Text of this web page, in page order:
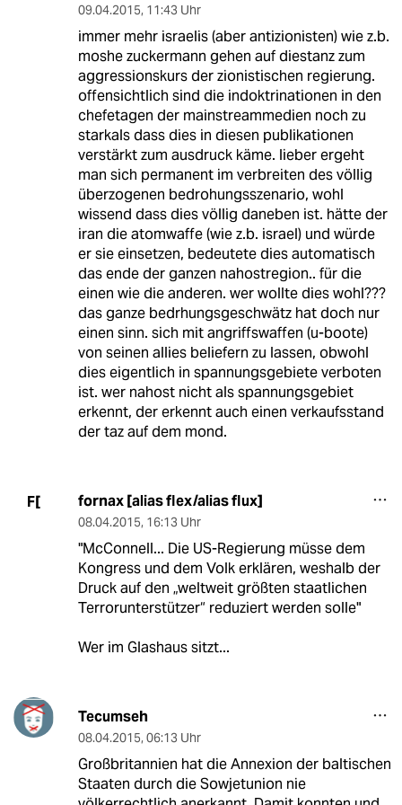
09.04.2015, 11:43 Uhr
immer mehr israelis (aber antizionisten) wie z.b.
moshe zuckermann gehen auf diestanz zum
aggressionskurs der zionistischen regierung.
offensichtlich sind die indoktrinationen in den
chefetagen der mainstreammedien noch zu
starkals dass dies in diesen publikationen
verstärkt zum ausdruck käme. lieber ergeht
man sich permanent im verbreiten des völlig
überzogenen bedrohungsszenario, wohl
wissend dass dies völlig daneben ist. hätte der
iran die atomwaffe (wie z.b. israel) und würde
er sie einsetzen, bedeutete dies automatisch
das ende der ganzen nahostregion.. für die
einen wie die anderen. wer wollte dies wohl???
das ganze bedrhungsgeschwätz hat doch nur
einen sinn. sich mit angriffswaffen (u-boote)
von seinen allies beliefern zu lassen, obwohl
dies eigentlich in spannungsgebiete verboten
ist. wer nahost nicht als spannungsgebiet
erkennt, der erkennt auch einen verkaufsstand
der taz auf dem mond.
F[ fornax [alias flex/alias flux]
08.04.2015, 16:13 Uhr
"McConnell... Die US-Regierung müsse dem
Kongress und dem Volk erklären, weshalb der
Druck auf den „weltweit größten staatlichen
Terrorunterstützer“ reduziert werden solle"
Wer im Glashaus sitzt...
Tecumseh
08.04.2015, 06:13 Uhr
Großbritannien hat die Annexion der baltischen
Staaten durch die Sowjetunion nie